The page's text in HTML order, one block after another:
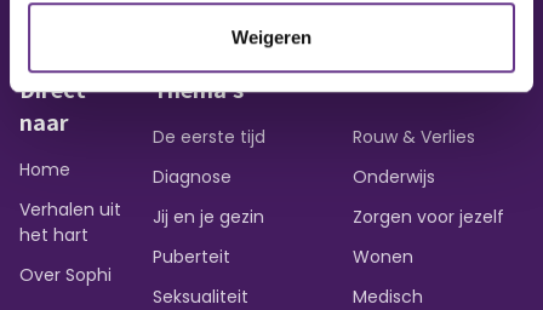
Weigeren
Direct
naar
Home
Verhalen uit
het hart
Over Sophi
Thema's
De eerste tijd
Diagnose
Jij en je gezin
Puberteit
Seksualiteit
Rouw & Verlies
Onderwijs
Zorgen voor jezelf
Wonen
Medisch